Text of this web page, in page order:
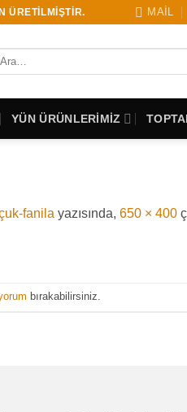
ÜRETİLMİŞTİR. MAİL
YÜN ÜRÜNLERİMİZ
fanila yazısında, 650 × 400
bırakabilirsiniz.